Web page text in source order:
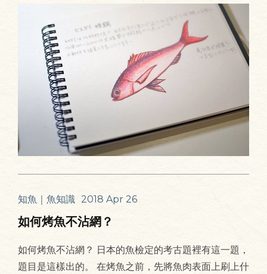
知魚｜魚知識 2018 Apr 26
如何烤魚不沾網？
如何烤魚不沾網？ 日本的魚檢定的考古題裡有這一題，
題目是這樣出的。 在烤魚之前，先將魚肉表面上刷上什